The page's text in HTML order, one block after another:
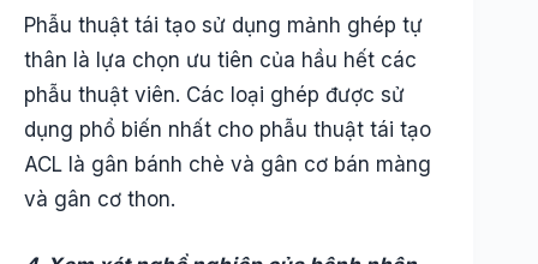
Phẫu thuật tái tạo sử dụng mảnh ghép tự
thân là lựa chọn ưu tiên của hầu hết các
phẫu thuật viên. Các loại ghép được sử
dụng phổ biến nhất cho phẫu thuật tái tạo
ACL là gân bánh chè và gân cơ bán màng
và gân cơ thon.